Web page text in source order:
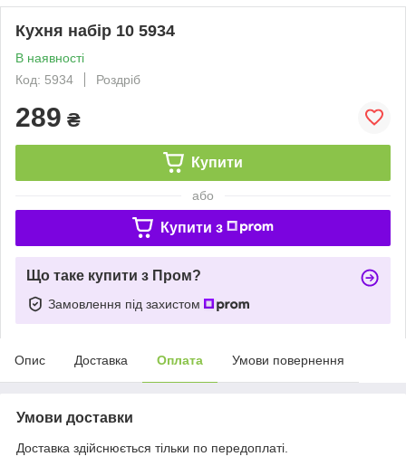
Кухня набір 10 5934
В наявності
Код: 5934
Роздріб
289 ₴
Купити
або
Купити з
Що таке купити з Пром?
Замовлення під захистом
Опис Доставка Оплата Умови повернення
Умови доставки
Доставка здійснюється тільки по передоплаті.